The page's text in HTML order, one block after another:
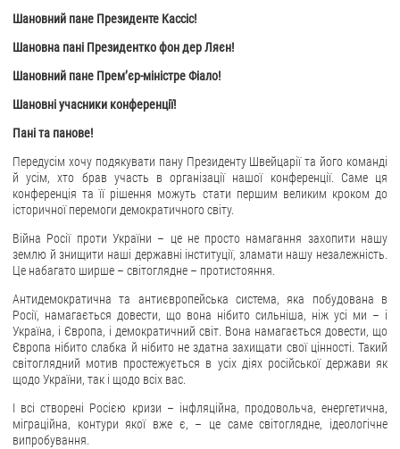
Новини
Drone Deals
Фотогалерея
ЗВЕРНЕННЯ ГРОМАДЯН
Звернення громадян
Електронне звернення
ДОСТУП ДО ПУБЛІЧНОЇ ІНФОРМАЦІЇ
Запит на отримання публічної інформації
Облік публічної інформації
Питання запобігання корупції
Внутрішній аудит
Шановний пане Президенте Кассіс!
Шановна пані Президентко фон дер Ляєн!
Шановний пане Прем’єр-міністре Фіало!
Шановні учасники конференції!
Пані та панове!
Передусім хочу подякувати пану Президенту Швейцарії та його команді
й усім, хто брав участь в організації нашої конференції. Саме ця
конференція та її рішення можуть стати першим великим кроком до
історичної перемоги демократичного світу.
Війна Росії проти України – це не просто намагання захопити нашу
землю й знищити наші державні інституції, зламати нашу незалежність.
Це набагато ширше – світоглядне – протистояння.
Антидемократична та антиєвропейська система, яка побудована в
Росії, намагається довести, що вона нібито сильніша, ніж усі ми – і
Україна, і Європа, і демократичний світ. Вона намагається довести, що
Європа нібито слабка й нібито не здатна захищати свої цінності. Такий
світоглядний мотив простежується в усіх діях російської держави як
щодо України, так і щодо всіх вас.
І всі створені Росією кризи – інфляційна, продовольча, енергетична,
міграційна, контури якої вже є, – це саме світоглядне, ідеологічне
випробування.